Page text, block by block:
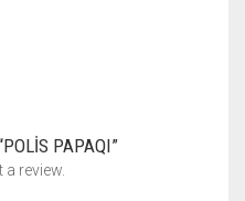
PAPAQI”
review.